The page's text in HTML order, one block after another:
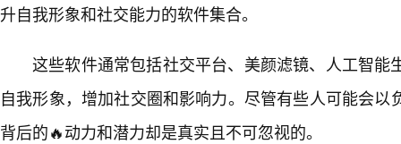
升自我形象和社交能力的软件集合。
这些软件通常包括社交平台、美颜滤镜、人工智能
自我形象，增加社交圈和影响力。尽管有些人可能会
背后的🔥动力和潜力却是真实且不可忽视的。